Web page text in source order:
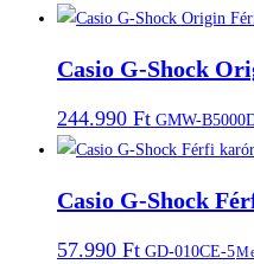
Casio G-Shock
244.990 Ft GMW-
Casio G-Shock
57.990 Ft GD-010CE-5